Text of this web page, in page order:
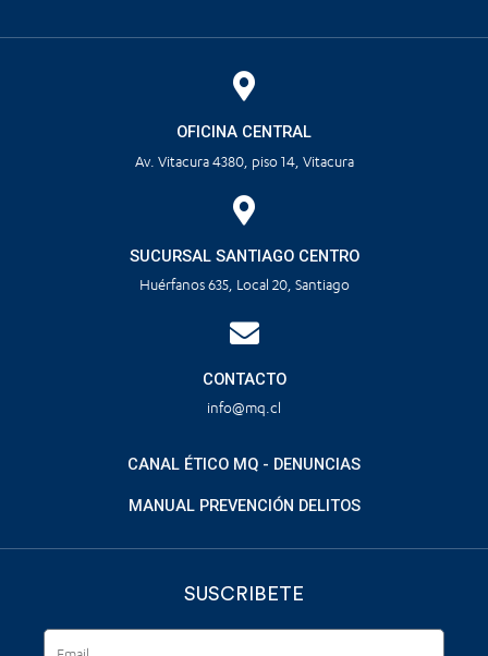
OFICINA CENTRAL
Av. Vitacura 4380, piso 14, Vitacura
SUCURSAL SANTIAGO CENTRO
Huérfanos 635, Local 20, Santiago
CONTACTO
info@mq.cl
CANAL ÉTICO MQ - DENUNCIAS
MANUAL PREVENCIÓN DELITOS
SUSCRIBETE